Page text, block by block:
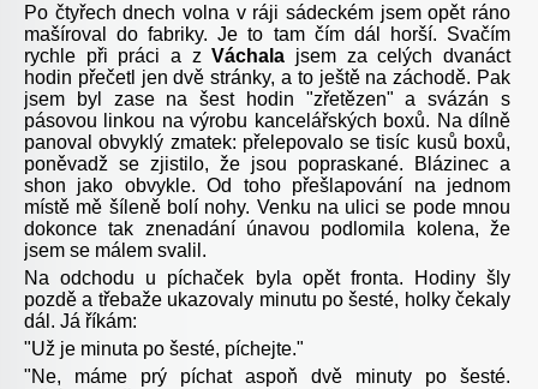
Po čtyřech dnech volna v ráji sádeckém jsem opět ráno
mašíroval do fabriky. Je to tam čím dál horší. Svačím
rychle při práci a zVáchala jsem za celých dvanáct
hodin přečetl jen dvě stránky, a to ještě na záchodě. Pak
jsem byl zase na šest hodin "zřetězen" a svázán s
pásovou linkou na výrobu kancelářských boxů. Na dílně
panoval obvyklý zmatek: přelepovalo se tisíc kusů boxů,
poněvadž se zjistilo, že jsou popraskané. Blázinec a
shon jako obvykle. Od toho přešlapování na jednom
místě mě šíleně bolí nohy. Venku na ulici se pode mnou
dokonce tak znenadání únavou podlomila kolena, že
jsem se málem svalil.
Na odchodu u píchaček byla opět fronta. Hodiny šly
pozdě a třebaže ukazovaly minutu po šesté, holky čekaly
dál. Já říkám:
"Už je minuta po šesté, píchejte."
"Ne, máme prý píchat aspoň dvě minuty po šesté.